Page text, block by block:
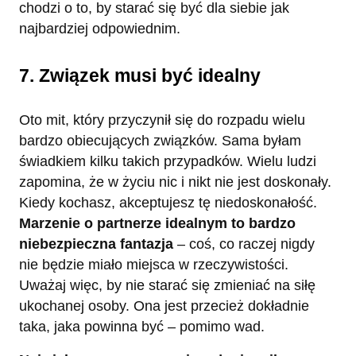
chodzi o to, by starać się być dla siebie jak
najbardziej odpowiednim.
7. Związek musi być idealny
Oto mit, który przyczynił się do rozpadu wielu
bardzo obiecujących związków. Sama byłam
świadkiem kilku takich przypadków. Wielu ludzi
zapomina, że w życiu nic i nikt nie jest doskonały.
Kiedy kochasz, akceptujesz tę niedoskonałość.
Marzenie o partnerze idealnym to bardzo
niebezpieczna fantazja – coś, co raczej nigdy
nie będzie miało miejsca w rzeczywistości.
Uważaj więc, by nie starać się zmieniać na siłę
ukochanej osoby. Ona jest przecież dokładnie
taka, jaka powinna być – pomimo wad.